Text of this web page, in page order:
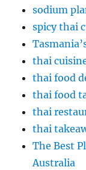
sodium
spicy thai
thai
thai food
thai food
thai
thai
The Best
Australia